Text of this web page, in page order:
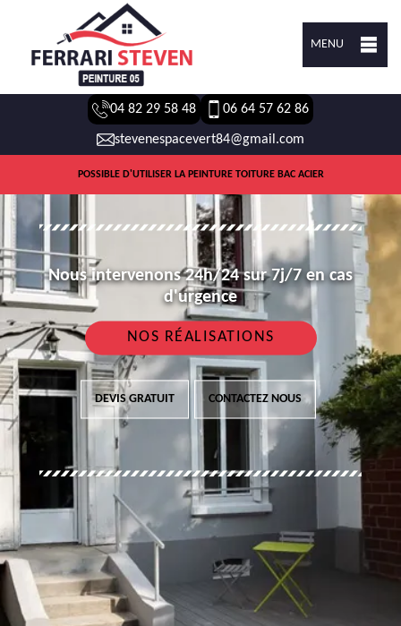
MENU
04 82 29 58 48 06 64 57 62 86
stevenespacevert84@gmail.com
POSSIBLE D'UTILISER LA PEINTURE TOITURE BAC ACIER
Nous intervenons 24h/24 sur 7j/7 en cas
d'urgence
NOS RÉALISATIONS
DEVIS GRATUIT CONTACTEZ NOUS